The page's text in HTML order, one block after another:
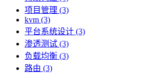
项目管理 (3)
kvm (3)
平台系统设计 (3)
渗透测试 (3)
负载均衡 (3)
路由 (3)